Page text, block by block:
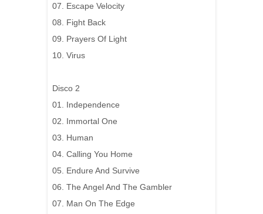
07. Escape Velocity
08. Fight Back
09. Prayers Of Light
10. Virus
Disco 2
01. Independence
02. Immortal One
03. Human
04. Calling You Home
05. Endure And Survive
06. The Angel And The Gambler
07. Man On The Edge